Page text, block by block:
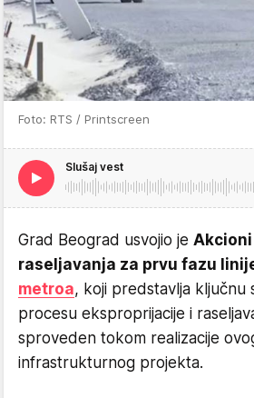
Foto: RTS / Printscreen
Slušaj vest
Grad Beograd usvojio je
raseljavanja za prvu fazu
metroa, koji predstavlja ključnu
procesu eksproprijacije i
sproveden tokom realizacije
infrastrukturnog projekta.